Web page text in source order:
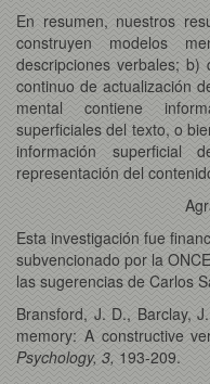
En resumen, nuestros
construyen modelos
descripciones verbales;
continuo de actualización
mental contiene
superficiales del texto, o
información
representación del
Esta investigación fue
subvencionado por la
las sugerencias de Carlos
Bransford, J. D., Barclay,
memory: A constructive
Psychology, 3, 193-209.